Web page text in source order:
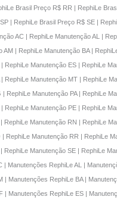
Brasil Preço R$ RR | RephiLe
| RephiLe Brasil Preço R$ SE |
AC | RephiLe Manutenção AL |
AM | RephiLe Manutenção BA |
RephiLe Manutenção ES | RephiLe
RephiLe Manutenção MT | RephiLe
RephiLe Manutenção PA | RephiLe
RephiLe Manutenção PE | RephiLe
RephiLe Manutenção RN | RephiLe
RephiLe Manutenção RR | RephiLe
RephiLe Manutenção SE | RephiLe
| Manutenções RephiLe AL |
| Manutenções RephiLe BA |
| Manutenções RephiLe ES |